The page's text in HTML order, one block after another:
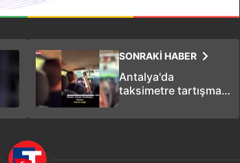
SONRAKİ HABER
Antalya'da
taksimetre tartışması
"Haram" dedi, taksici